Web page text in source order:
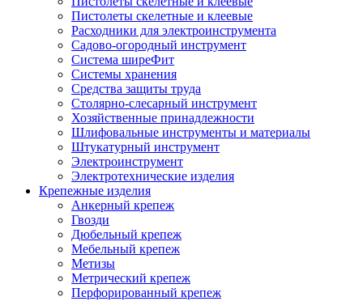
Пистолеты скелетные и клеевые
Расходники для электроинструмента
Садово-огородный инструмент
Система ширеФит
Системы хранения
Средства защиты труда
Столярно-слесарный инструмент
Хозяйственные принадлежности
Шлифовальные инструменты и материалы
Штукатурный инструмент
Электроинструмент
Электротехнические изделия
Крепежные изделия
Анкерный крепеж
Гвозди
Дюбельный крепеж
Мебельный крепеж
Метизы
Метрический крепеж
Перфорированный крепеж